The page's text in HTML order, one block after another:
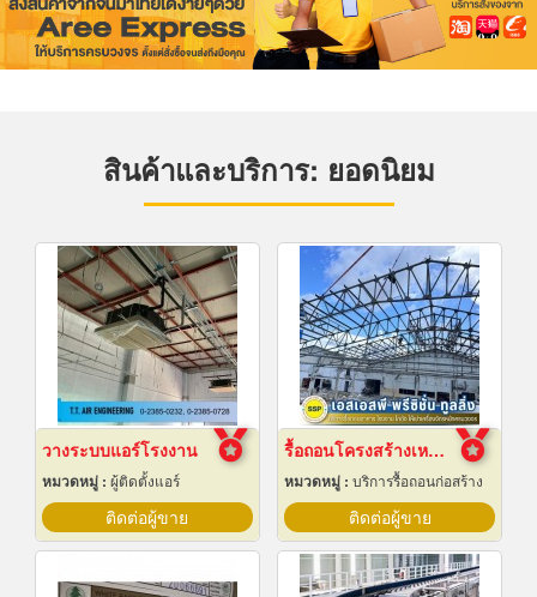
สินค้าและบริการ: ยอดนิยม
วางระบบแอร์โรงงาน
หมวดหมู่ : ผู้ติดตั้งแอร์
ติดต่อผู้ขาย
รื้อถอนโครงสร้างเหล็ก สมุทรปราการ
หมวดหมู่ : บริการรื้อถอนก่อสร้าง
ติดต่อผู้ขาย